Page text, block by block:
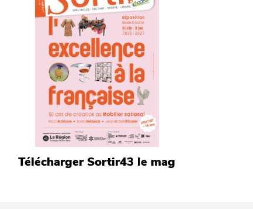
Télécharger Sortir43 le mag